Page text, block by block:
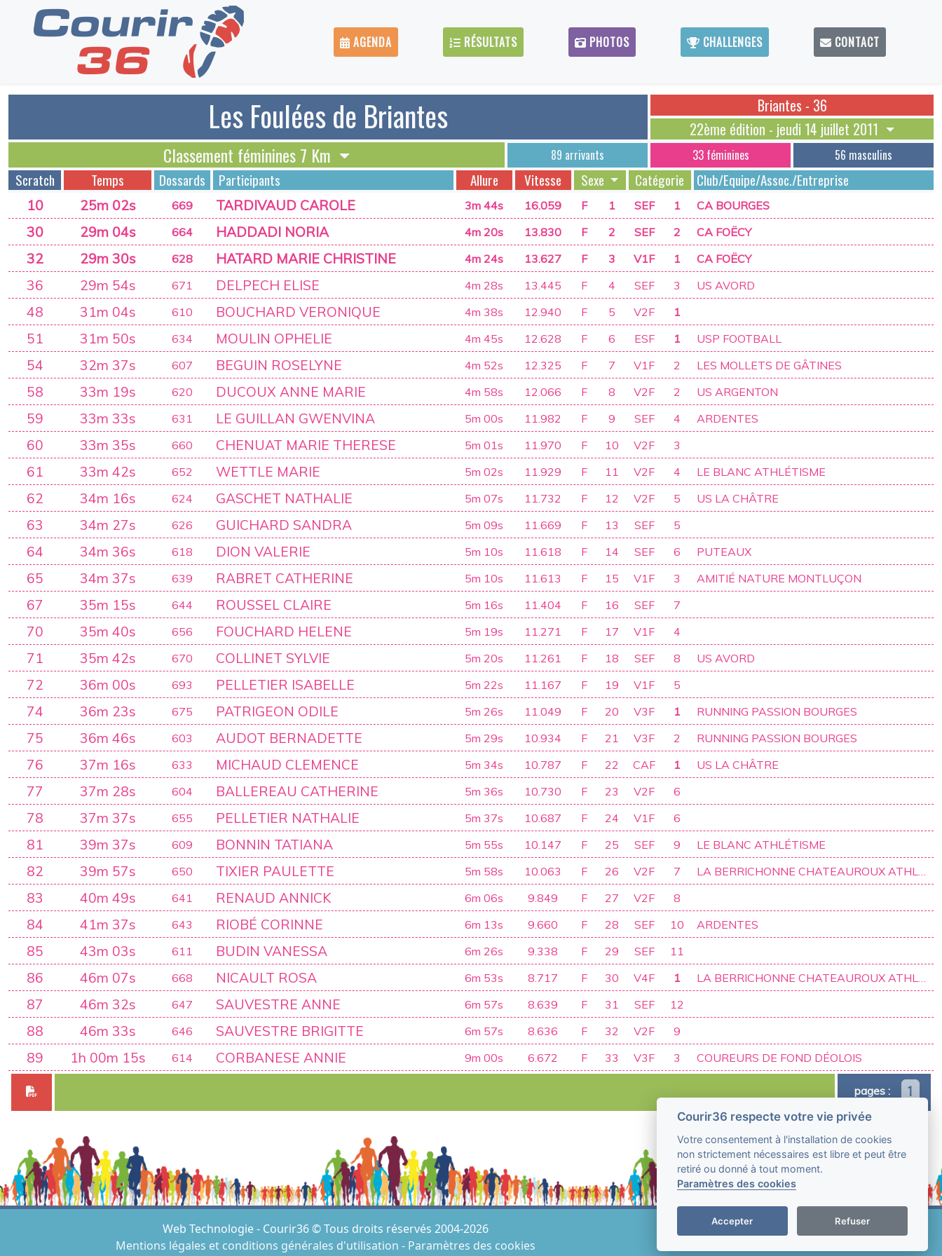
AGENDA RÉSULTATS PHOTOS CHALLENGES CONTACT
Les Foulées de Briantes 22ème édition - jeudi 14 juillet 2011
Briantes - 36
Classement féminines 7 Km 89 arrivants 33 féminines 56 masculins
Scratch Temps Dossards Participants Allure Vitesse Sexe Catégorie Club/Equipe/Assoc./Entreprise
10 25m 02s 669 TARDIVAUD CAROLE 3m 44s 16.059 F 1 SEF 1 CA BOURGES
30 29m 04s 664 HADDADI NORIA 4m 20s 13.830 F 2 SEF 2 CA FOËCY
32 29m 30s 628 HATARD MARIE CHRISTINE 4m 24s 13.627 F 3 V1F 1 CA FOËCY
36 29m 54s 671 DELPECH ELISE 4m 28s 13.445 F 4 SEF 3 US AVORD
48 31m 04s 610 BOUCHARD VERONIQUE 4m 38s 12.940 F 5 V2F 1
51 31m 50s 634 MOULIN OPHELIE 4m 45s 12.628 F 6 ESF 1 USP FOOTBALL
54 32m 37s 607 BEGUIN ROSELYNE 4m 52s 12.325 F 7 V1F 2 LES MOLLETS DE GÂTINES
58 33m 19s 620 DUCOUX ANNE MARIE 4m 58s 12.066 F 8 V2F 2 US ARGENTON
59 33m 33s 631 LE GUILLAN GWENVINA 5m 00s 11.982 F 9 SEF 4 ARDENTES
60 33m 35s 660 CHENUAT MARIE THERESE 5m 01s 11.970 F 10 V2F 3
61 33m 42s 652 WETTLE MARIE 5m 02s 11.929 F 11 V2F 4 LE BLANC ATHLÉTISME
62 34m 16s 624 GASCHET NATHALIE 5m 07s 11.732 F 12 V2F 5 US LA CHÂTRE
63 34m 27s 626 GUICHARD SANDRA 5m 09s 11.669 F 13 SEF 5
64 34m 36s 618 DION VALERIE 5m 10s 11.618 F 14 SEF 6 PUTEAUX
65 34m 37s 639 RABRET CATHERINE 5m 10s 11.613 F 15 V1F 3 AMITIÉ NATURE MONTLUÇON
67 35m 15s 644 ROUSSEL CLAIRE 5m 16s 11.404 F 16 SEF 7
70 35m 40s 656 FOUCHARD HELENE 5m 19s 11.271 F 17 V1F 4
71 35m 42s 670 COLLINET SYLVIE 5m 20s 11.261 F 18 SEF 8 US AVORD
72 36m 00s 693 PELLETIER ISABELLE 5m 22s 11.167 F 19 V1F 5
74 36m 23s 675 PATRIGEON ODILE 5m 26s 11.049 F 20 V3F 1 RUNNING PASSION BOURGES
75 36m 46s 603 AUDOT BERNADETTE 5m 29s 10.934 F 21 V3F 2 RUNNING PASSION BOURGES
76 37m 16s 633 MICHAUD CLEMENCE 5m 34s 10.787 F 22 CAF 1 US LA CHÂTRE
77 37m 28s 604 BALLEREAU CATHERINE 5m 36s 10.730 F 23 V2F 6
78 37m 37s 655 PELLETIER NATHALIE 5m 37s 10.687 F 24 V1F 6
81 39m 37s 609 BONNIN TATIANA 5m 55s 10.147 F 25 SEF 9 LE BLANC ATHLÉTISME
82 39m 57s 650 TIXIER PAULETTE 5m 58s 10.063 F 26 V2F 7 LA BERRICHONNE CHATEAUROUX ATHLÉTISME
83 40m 49s 641 RENAUD ANNICK 6m 06s 9.849 F 27 V2F 8
84 41m 37s 643 RIOBÉ CORINNE 6m 13s 9.660 F 28 SEF 10 ARDENTES
85 43m 03s 611 BUDIN VANESSA 6m 26s 9.338 F 29 SEF 11
86 46m 07s 668 NICAULT ROSA 6m 53s 8.717 F 30 V4F 1 LA BERRICHONNE CHATEAUROUX ATHLÉTISME
87 46m 32s 647 SAUVESTRE ANNE 6m 57s 8.639 F 31 SEF 12
88 46m 33s 646 SAUVESTRE BRIGITTE 6m 57s 8.636 F 32 V2F 9
89 1h 00m 15s 614 CORBANESE ANNIE 9m 00s 6.672 F 33 V3F 3 COUREURS DE FOND DÉOLOIS
pages : 1
Web Technologie - Courir36 © Tous droits réservés 2004-2026
Mentions légales et conditions générales d'utilisation- Paramètres des cookies
Courir36 respecte votre vie privée
Votre consentement à l'installation de cookies
non strictement nécessaires est libre et peut être
retiré ou donné à tout moment.
Paramètres des cookies
Accepter Refuser